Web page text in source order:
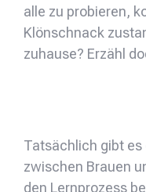
alle zu probieren,
Klönschnack
zuhause? Erzähl
Tatsächlich gibt es
zwischen Brauen
den Lernprozess